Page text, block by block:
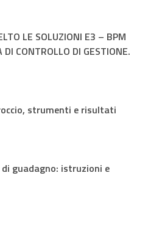
LE SOLUZIONI E3 – BPM
CONTROLLO DI GESTIONE.
strumenti e risultati
guadagno: istruzioni e